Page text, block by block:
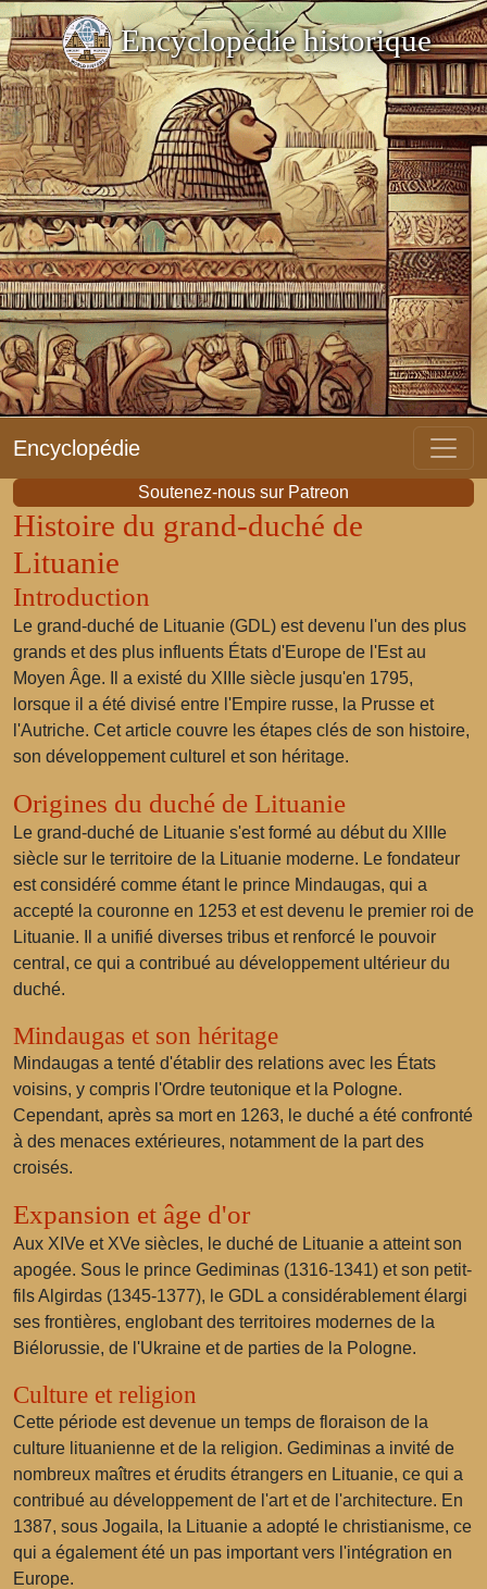
Encyclopédie historique
Encyclopédie
Soutenez-nous sur Patreon
Histoire du grand-duché de
Lituanie
Introduction
Le grand-duché de Lituanie (GDL) est devenu l'un des plus
grands et des plus influents États d'Europe de l'Est au
Moyen Âge. Il a existé du XIIIe siècle jusqu'en 1795,
lorsque il a été divisé entre l'Empire russe, la Prusse et
l'Autriche. Cet article couvre les étapes clés de son histoire,
son développement culturel et son héritage.
Origines du duché de Lituanie
Le grand-duché de Lituanie s'est formé au début du XIIIe
siècle sur le territoire de la Lituanie moderne. Le fondateur
est considéré comme étant le prince Mindaugas, qui a
accepté la couronne en 1253 et est devenu le premier roi de
Lituanie. Il a unifié diverses tribus et renforcé le pouvoir
central, ce qui a contribué au développement ultérieur du
duché.
Mindaugas et son héritage
Mindaugas a tenté d'établir des relations avec les États
voisins, y compris l'Ordre teutonique et la Pologne.
Cependant, après sa mort en 1263, le duché a été confronté
à des menaces extérieures, notamment de la part des
croisés.
Expansion et âge d'or
Aux XIVe et XVe siècles, le duché de Lituanie a atteint son
apogée. Sous le prince Gediminas (1316-1341) et son petit-
fils Algirdas (1345-1377), le GDL a considérablement élargi
ses frontières, englobant des territoires modernes de la
Biélorussie, de l'Ukraine et de parties de la Pologne.
Culture et religion
Cette période est devenue un temps de floraison de la
culture lituanienne et de la religion. Gediminas a invité de
nombreux maîtres et érudits étrangers en Lituanie, ce qui a
contribué au développement de l'art et de l'architecture. En
1387, sous Jogaila, la Lituanie a adopté le christianisme, ce
qui a également été un pas important vers l'intégration en
Europe.